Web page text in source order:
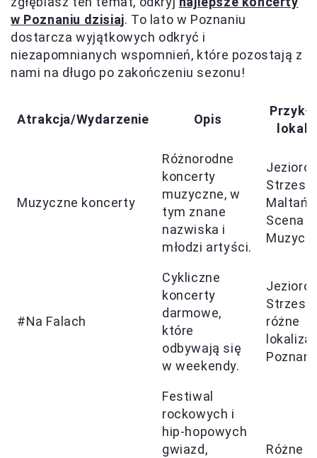
w Poznaniu dzisiaj. To lato w Poznaniu
dostarcza wyjątkowych odkryć i
niezapomnianych wspomnień, które pozostają z
nami na długo po zakończeniu sezonu!
Atrakcja/Wydarzenie Opis
Muzyczne koncerty
Różnorodne
koncerty
muzyczne, w
tym znane
nazwiska i
młodzi artyści.
Jezioro
Scena
#Na Falach
Cykliczne
koncerty
darmowe,
które
odbywają się
w weekendy.
Jezioro
różne
Festiwal
rockowych i
hip-hopowych
gwiazd,
Różne